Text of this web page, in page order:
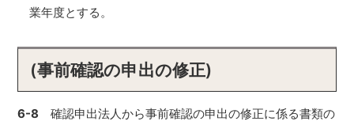
業年度とする。
(事前確認の申出の修正)
6-8確認申出法人から事前確認の申出の修正に係る書類の